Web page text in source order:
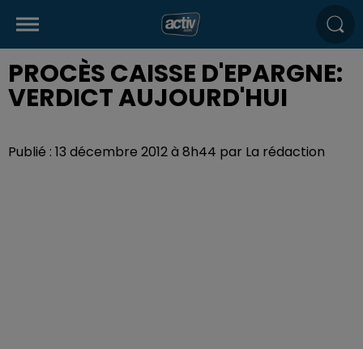
PROCÈS CAISSE D'EPARGNE:
VERDICT AUJOURD'HUI
Publié : 13 décembre 2012 à 8h44 par La rédaction